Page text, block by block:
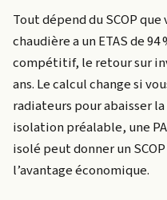
Tout dépend du SCOP
chaudière a un ETAS de
compétitif, le retour sur
ans. Le calcul change si
radiateurs pour abaisser
isolation préalable, une
isolé peut donner un
l’avantage économique.